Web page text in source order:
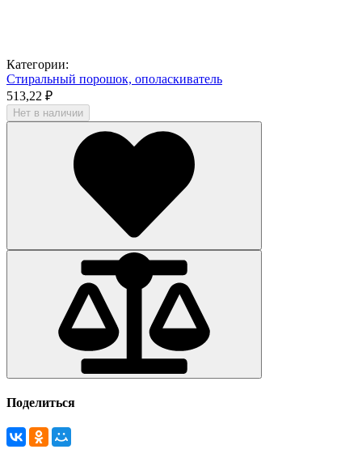
Категории:
Стиральный порошок, ополаскиватель
513,22 ₽
Нет в наличии
Поделиться